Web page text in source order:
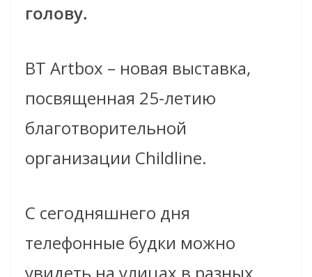
голову.
BT Artbox – новая выставка,
посвященная 25-летию
благотворительной
организации Childline.
С сегодняшнего дня
телефонные будки можно